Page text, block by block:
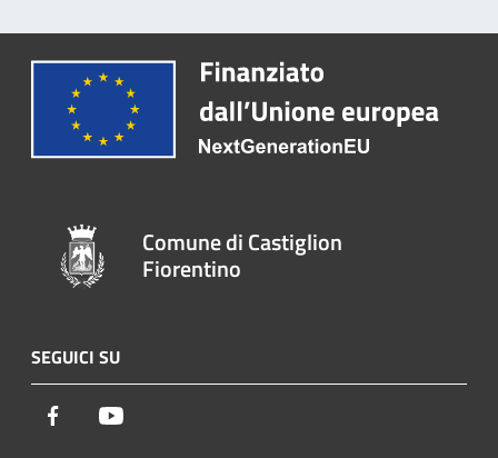
Comune di Castiglion
Fiorentino
SEGUICI SU
Facebook